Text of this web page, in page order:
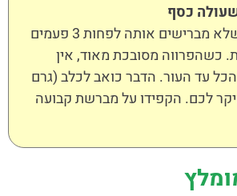
כסף
פרווה מסולסלת שלא מברישים אותה לפחות 3 פעמים
כשהפרווה מסובכת מאוד, אין
עד העור. הדבר כואב לכלב (גרם
לכם. הקפידו על מברשת קבועה